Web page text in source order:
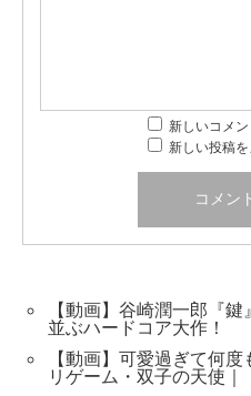
新しいコメ
新しい投稿
【動画】谷崎潤一郎『
並ぶハードコア大作！
【動画】可愛過ぎて何
リゲーム・双子の天使｜